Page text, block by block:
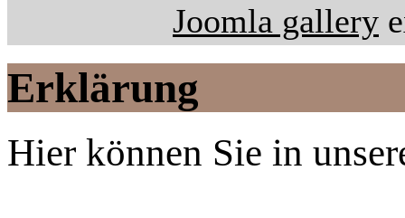
Joomla gallery
Erklärung
Hier können Sie in